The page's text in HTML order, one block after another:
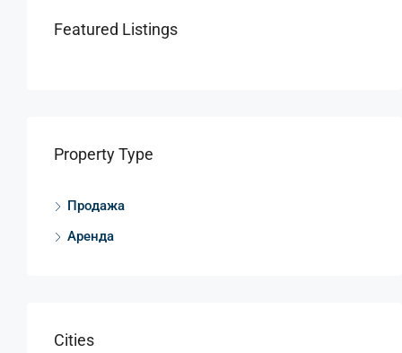
Featured Listings
Property Type
Продажа
Аренда
Cities